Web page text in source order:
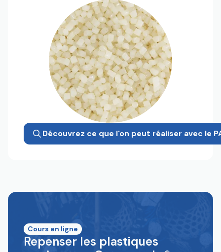
Découvrez ce que l'on peut réaliser avec le
Cours en ligne
Repenser les plastiques